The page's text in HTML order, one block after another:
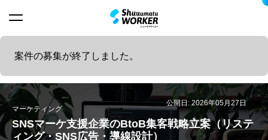
案件の募集が終了しました。
マーケティング
SNSマーケ支援企業のBtoB集客戦略立案（リステ
ィング・SNS広告・導線設計）
公開日: 2026年05月27日